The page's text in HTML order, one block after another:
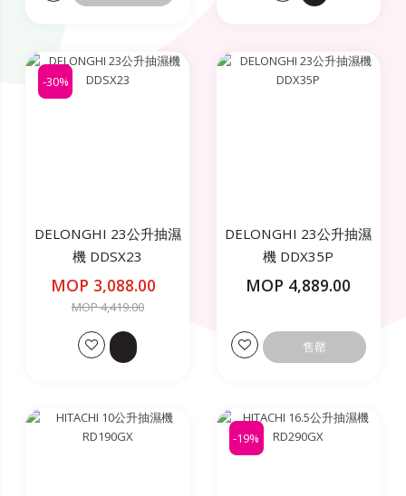
-30%
DELONGHI 23公升抽濕
機 DDSX23
MOP 3,088.00
MOP 4,419.00
DELONGHI 23公升抽濕
機 DDX35P
MOP 4,889.00
售罄
-19%